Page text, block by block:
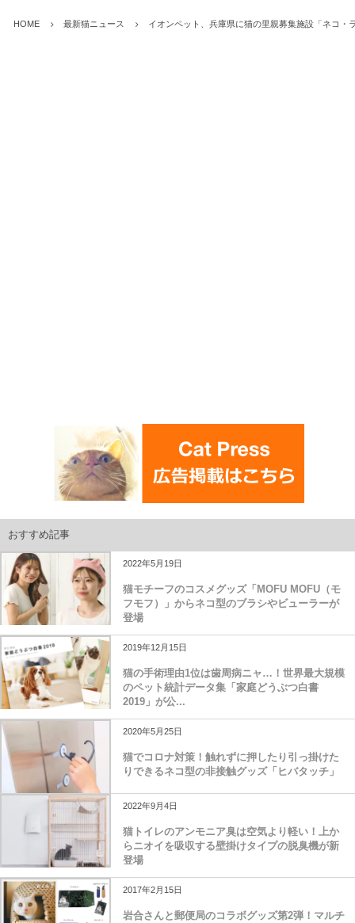
HOME 最新猫ニュース イオンペット、兵庫県に猫の里親募集施設「ネコ・
おすすめ記事
2022年5月19日
猫モチーフのコスメグッズ「MOFU MOFU（モ
フモフ）」からネコ型のブラシやビューラーが
登場
2019年12月15日
猫の手術理由1位は歯周病ニャ…！世界最大規模
のペット統計データ集「家庭どうぶつ白書
2019」が公...
2020年5月25日
猫でコロナ対策！触れずに押したり引っ掛けた
りできるネコ型の非接触グッズ「ヒバタッチ」
2022年9月4日
猫トイレのアンモニア臭は空気より軽い！上か
らニオイを吸収する壁掛けタイプの脱臭機が新
登場
2017年2月15日
岩合さんと郵便局のコラボグッズ第2弾！マルチ